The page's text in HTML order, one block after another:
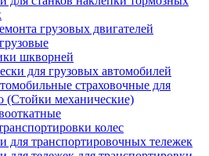
грузовых двигателей
шкворней
для грузовых автомобилей
страховочные для
(Стойки механические)
колес
для транспортировочных тележек